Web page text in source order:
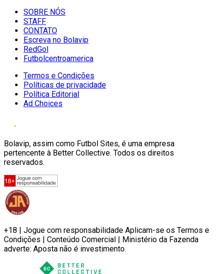
SOBRE NÓS
STAFF
CONTATO
Escreva no Bolavip
RedGol
Futbolcentroamerica
Termos e Condições
Políticas de privacidade
Política Editorial
Ad Choices
Bolavip, assim como Futbol Sites, é uma empresa
pertencente à Better Collective. Todos os direitos
reservados.
+18 | Jogue com responsabilidade Aplicam-se os Termos e
Condições | Conteúdo Comercial | Ministério da Fazenda
adverte: Aposta não é investimento.